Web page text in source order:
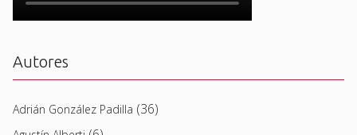
Autores
Adrián González Padilla (36)